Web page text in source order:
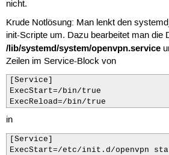
nicht.
Krude Notlösung: Man lenkt den
init-Scripte um. Dazu bearbeitet man die
/lib/systemd/system/openvpn.service
Zeilen im Service-Block von
[Service]
ExecStart=/bin/true
ExecReload=/bin/true
in
[Service]
ExecStart=/etc/init.d/openvpn